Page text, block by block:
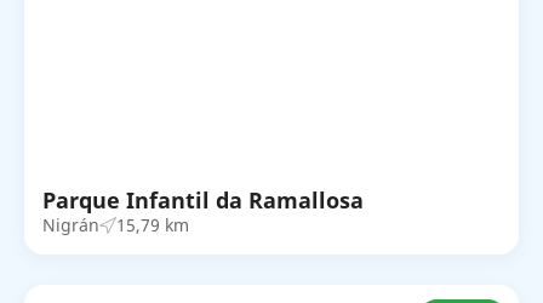
Parque Infantil da Ramallosa
Nigrán 15,79 km